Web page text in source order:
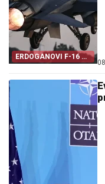
ERDOGANOVI F-16 U
ESTONIJI